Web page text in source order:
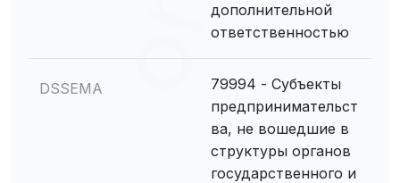
дополнительной
ответственностью
DSSEMA
79994 - Субъекты
предпринимательст
ва, не вошедшие в
структуры органов
государственного и